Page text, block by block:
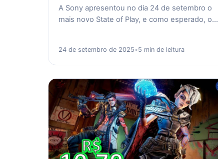
A Sony apresentou no dia 24 de setembro o
mais novo State of Play, e como esperado, o…
24 de setembro de 2025•5 min de leitura